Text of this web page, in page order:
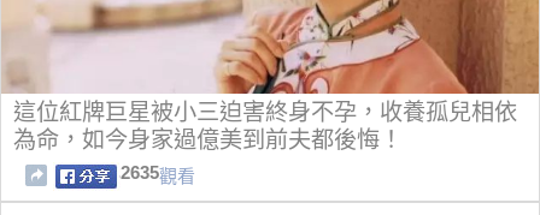
這位紅牌巨星被小三迫害終身不孕，收養孤兒相依
為命，如今身家過億美到前夫都後悔！
2635觀看